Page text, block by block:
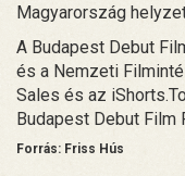
Magyarország
A Budapest Debut
és a Nemzeti
Sales és az
Budapest Debut Film
Forrás: Friss Hús